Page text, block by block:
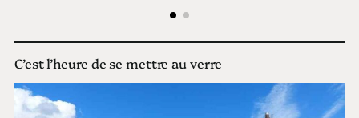
C’est l’heure de se mettre au verre